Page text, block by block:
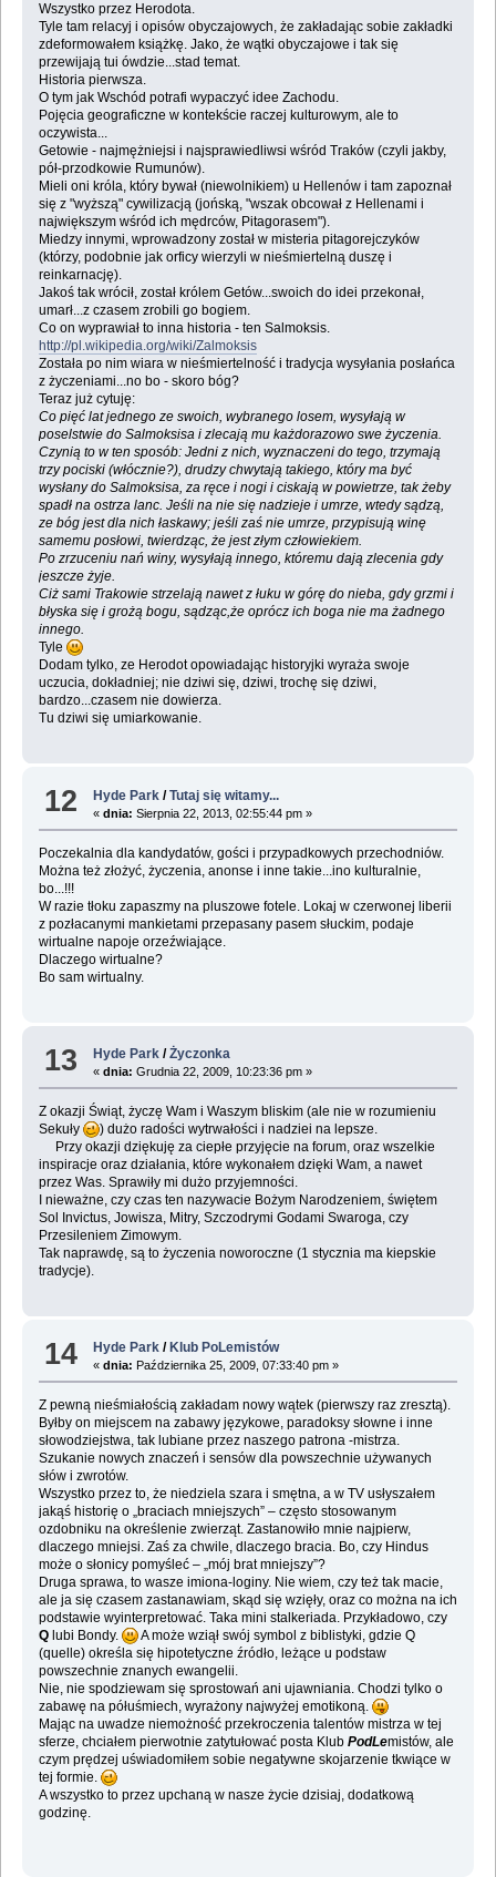
Wszystko przez Herodota.
Tyle tam relacyj i opisów obyczajowych, że zakładając sobie zakładki
zdeformowałem książkę. Jako, że wątki obyczajowe i tak się
przewijają tui ówdzie...stad temat.
Historia pierwsza.
O tym jak Wschód potrafi wypaczyć idee Zachodu.
Pojęcia geograficzne w kontekście raczej kulturowym, ale to
oczywista...
Getowie - najmężniejsi i najsprawiedliwsi wśród Traków (czyli jakby,
pół-przodkowie Rumunów).
Mieli oni króla, który bywał (niewolnikiem) u Hellenów i tam zapoznał
się z "wyższą" cywilizacją (jońską, "wszak obcował z Hellenami i
największym wśród ich mędrców, Pitagorasem").
Miedzy innymi, wprowadzony został w misteria pitagorejczyków
(którzy, podobnie jak orficy wierzyli w nieśmiertelną duszę i
reinkarnację).
Jakoś tak wrócił, został królem Getów...swoich do idei przekonał,
umarł...z czasem zrobili go bogiem.
Co on wyprawiał to inna historia - ten Salmoksis.
http://pl.wikipedia.org/wiki/Zalmoksis
Została po nim wiara w nieśmiertelność i tradycja wysyłania posłańca
z życzeniami...no bo - skoro bóg?
Teraz już cytuję:
Co pięć lat jednego ze swoich, wybranego losem, wysyłają w
poselstwie do Salmoksisa i zlecają mu każdorazowo swe życzenia.
Czynią to w ten sposób: Jedni z nich, wyznaczeni do tego, trzymają
trzy pociski (włócznie?), drudzy chwytają takiego, który ma być
wysłany do Salmoksisa, za ręce i nogi i ciskają w powietrze, tak żeby
spadł na ostrza lanc. Jeśli na nie się nadzieje i umrze, wtedy sądzą,
ze bóg jest dla nich łaskawy; jeśli zaś nie umrze, przypisują winę
samemu posłowi, twierdząc, że jest złym człowiekiem.
Po zrzuceniu nań winy, wysyłają innego, któremu dają zlecenia gdy
jeszcze żyje.
Ciż sami Trakowie strzelają nawet z łuku w górę do nieba, gdy grzmi i
błyska się i grożą bogu, sądząc,że oprócz ich boga nie ma żadnego
innego.
Tyle
Dodam tylko, ze Herodot opowiadając historyjki wyraża swoje
uczucia, dokładniej; nie dziwi się, dziwi, trochę się dziwi,
bardzo...czasem nie dowierza.
Tu dziwi się umiarkowanie.
12 Hyde Park /Tutaj się witamy...
«dnia: Sierpnia 22, 2013, 02:55:44 pm »
Poczekalnia dla kandydatów, gości i przypadkowych przechodniów.
Można też złożyć, życzenia, anonse i inne takie...ino kulturalnie,
bo...!!!
W razie tłoku zapaszmy na pluszowe fotele. Lokaj w czerwonej liberii
z pozłacanymi mankietami przepasany pasem słuckim, podaje
wirtualne napoje orzeźwiające.
Dlaczego wirtualne?
Bo sam wirtualny.
13 Hyde Park /Życzonka
«dnia: Grudnia 22, 2009, 10:23:36 pm »
Z okazji Świąt, życzę Wam i Waszym bliskim (ale nie w rozumieniu
Sekuły
) dużo radości wytrwałości i nadziei na lepsze.
Przy okazji dziękuję za ciepłe przyjęcie na forum, oraz wszelkie
inspiracje oraz działania, które wykonałem dzięki Wam, a nawet
przez Was. Sprawiły mi dużo przyjemności.
I nieważne, czy czas ten nazywacie Bożym Narodzeniem, świętem
Sol Invictus, Jowisza, Mitry, Szczodrymi Godami Swaroga, czy
Przesileniem Zimowym.
Tak naprawdę, są to życzenia noworoczne (1 stycznia ma kiepskie
tradycje).
14 Hyde Park / Klub PoLemistów
«dnia: Października 25, 2009, 07:33:40 pm »
Z pewną nieśmiałością zakładam nowy wątek (pierwszy raz zresztą).
Byłby on miejscem na zabawy językowe, paradoksy słowne i inne
słowodziejstwa, tak lubiane przez naszego patrona -mistrza.
Szukanie nowych znaczeń i sensów dla powszechnie używanych
słów i zwrotów.
Wszystko przez to, że niedziela szara i smętna, a w TV usłyszałem
jakąś historię o „braciach mniejszych” – często stosowanym
ozdobniku na określenie zwierząt. Zastanowiło mnie najpierw,
dlaczego mniejsi. Zaś za chwile, dlaczego bracia. Bo, czy Hindus
może o słonicy pomyśleć – „mój brat mniejszy”?
Druga sprawa, to wasze imiona-loginy. Nie wiem, czy też tak macie,
ale ja się czasem zastanawiam, skąd się wzięły, oraz co można na ich
podstawie wyinterpretować. Taka mini stalkeriada. Przykładowo, czy
Qlubi Bondy.
A może wziął swój symbol z biblistyki, gdzie Q
(quelle) określa się hipotetyczne źródło, leżące u podstaw
powszechnie znanych ewangelii.
Nie, nie spodziewam się sprostowań ani ujawniania. Chodzi tylko o
zabawę na półuśmiech, wyrażony najwyżej emotikoną.
Mając na uwadze niemożność przekroczenia talentów mistrza w tej
sferze, chciałem pierwotnie zatytułować posta Klub PodLemistów, ale
czym prędzej uświadomiłem sobie negatywne skojarzenie tkwiące w
tej formie.
A wszystko to przez upchaną w nasze życie dzisiaj, dodatkową
godzinę.